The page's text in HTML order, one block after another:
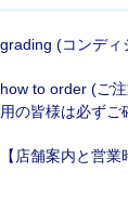
grading (コンディ
how to order (ご
用の皆様は必ずご
【店舗案内と営業